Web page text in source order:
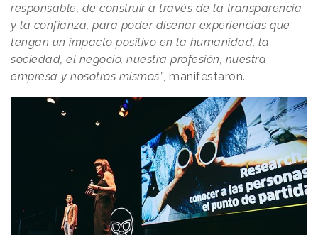
responsable, de construir a través de la transparencia
y la confianza, para poder diseñar experiencias que
tengan un impacto positivo en la humanidad, la
sociedad, el negocio, nuestra profesión, nuestra
empresa y nosotros mismos”, manifestaron.